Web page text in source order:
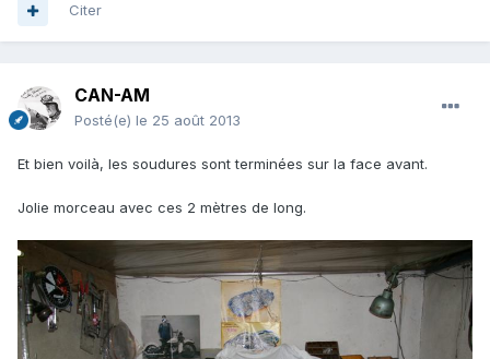
Citer
CAN-AM
Posté(e) le 25 août 2013
Et bien voilà, les soudures sont terminées sur la face avant.
Jolie morceau avec ces 2 mètres de long.